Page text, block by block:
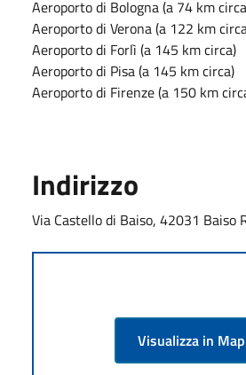
Aeroporto di Bologna (a 74 km
Aeroporto di Verona (a 122 km
Aeroporto di Forlì (a 145 km circa)
Aeroporto di Pisa (a 145 km circa)
Aeroporto di Firenze (a 150 km
Indirizzo
Via Castello di Baiso, 42031 Baiso
Visualizza in